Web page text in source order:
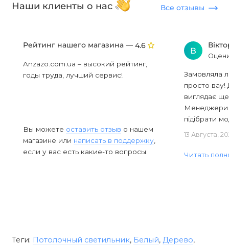
Наши клиенты о нас Все отзывы
Рейтинг нашего магазина — 4.6
Anzazo.com.ua – высокий рейтинг,
годы труда, лучший сервис!
Вы можете оставить отзыв о нашем
магазине или написать в поддержку
если у вас есть какие-то вопросы.
В
Замовляла
просто вау!
виглядає
Менеджери
підібрати
13 Августа,
Читать
Теги: Потолочный светильник, Белый, Дерево,